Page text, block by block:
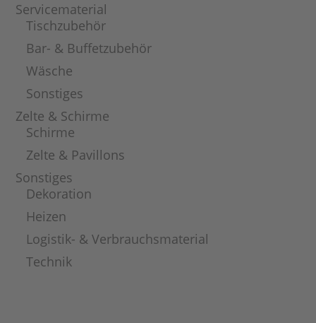
Servicematerial
Tischzubehör
Bar- & Buffetzubehör
Wäsche
Sonstiges
Zelte & Schirme
Schirme
Zelte & Pavillons
Sonstiges
Dekoration
Heizen
Logistik- & Verbrauchsmaterial
Technik